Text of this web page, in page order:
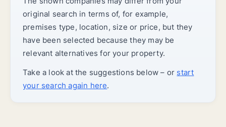
original search in terms of, for example,
premises type, location, size or price, but they
have been selected because they may be
relevant alternatives for your property.
Take a look at the suggestions below – or start
your search again here.